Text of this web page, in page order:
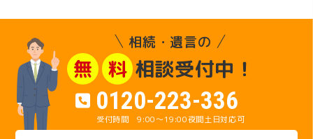
相続・遺言の
無 料 相談受付中！
0120-223-336
9:00～19:00夜間土日対応可